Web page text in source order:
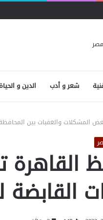
شعر و أدب الدين و الحياة
المشكلات والعقبات بين